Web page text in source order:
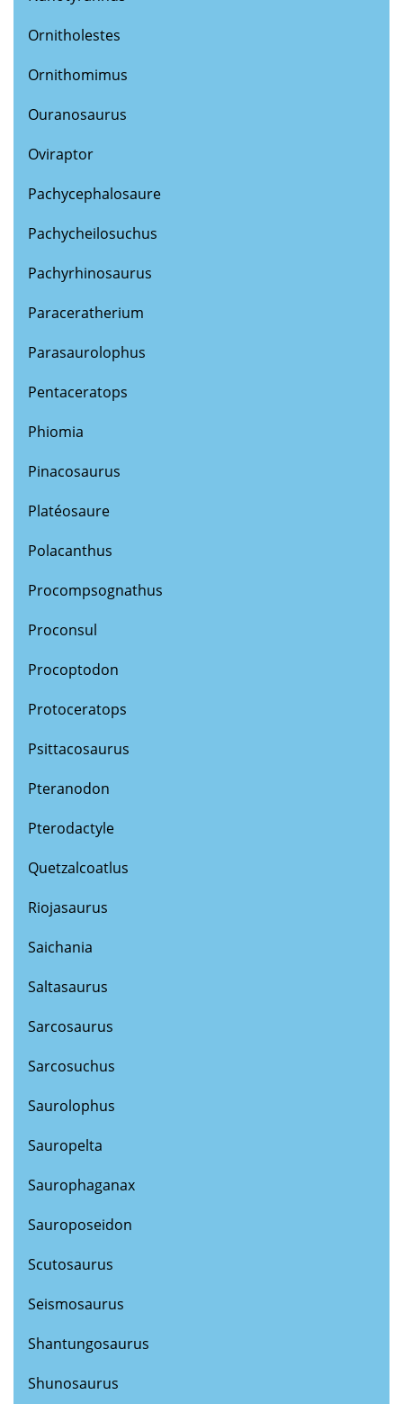
Ornitholestes
Ornithomimus
Ouranosaurus
Oviraptor
Pachycephalosaure
Pachycheilosuchus
Pachyrhinosaurus
Paraceratherium
Parasaurolophus
Pentaceratops
Phiomia
Pinacosaurus
Platéosaure
Polacanthus
Procompsognathus
Proconsul
Procoptodon
Protoceratops
Psittacosaurus
Pteranodon
Pterodactyle
Quetzalcoatlus
Riojasaurus
Saichania
Saltasaurus
Sarcosaurus
Sarcosuchus
Saurolophus
Sauropelta
Saurophaganax
Sauroposeidon
Scutosaurus
Seismosaurus
Shantungosaurus
Shunosaurus